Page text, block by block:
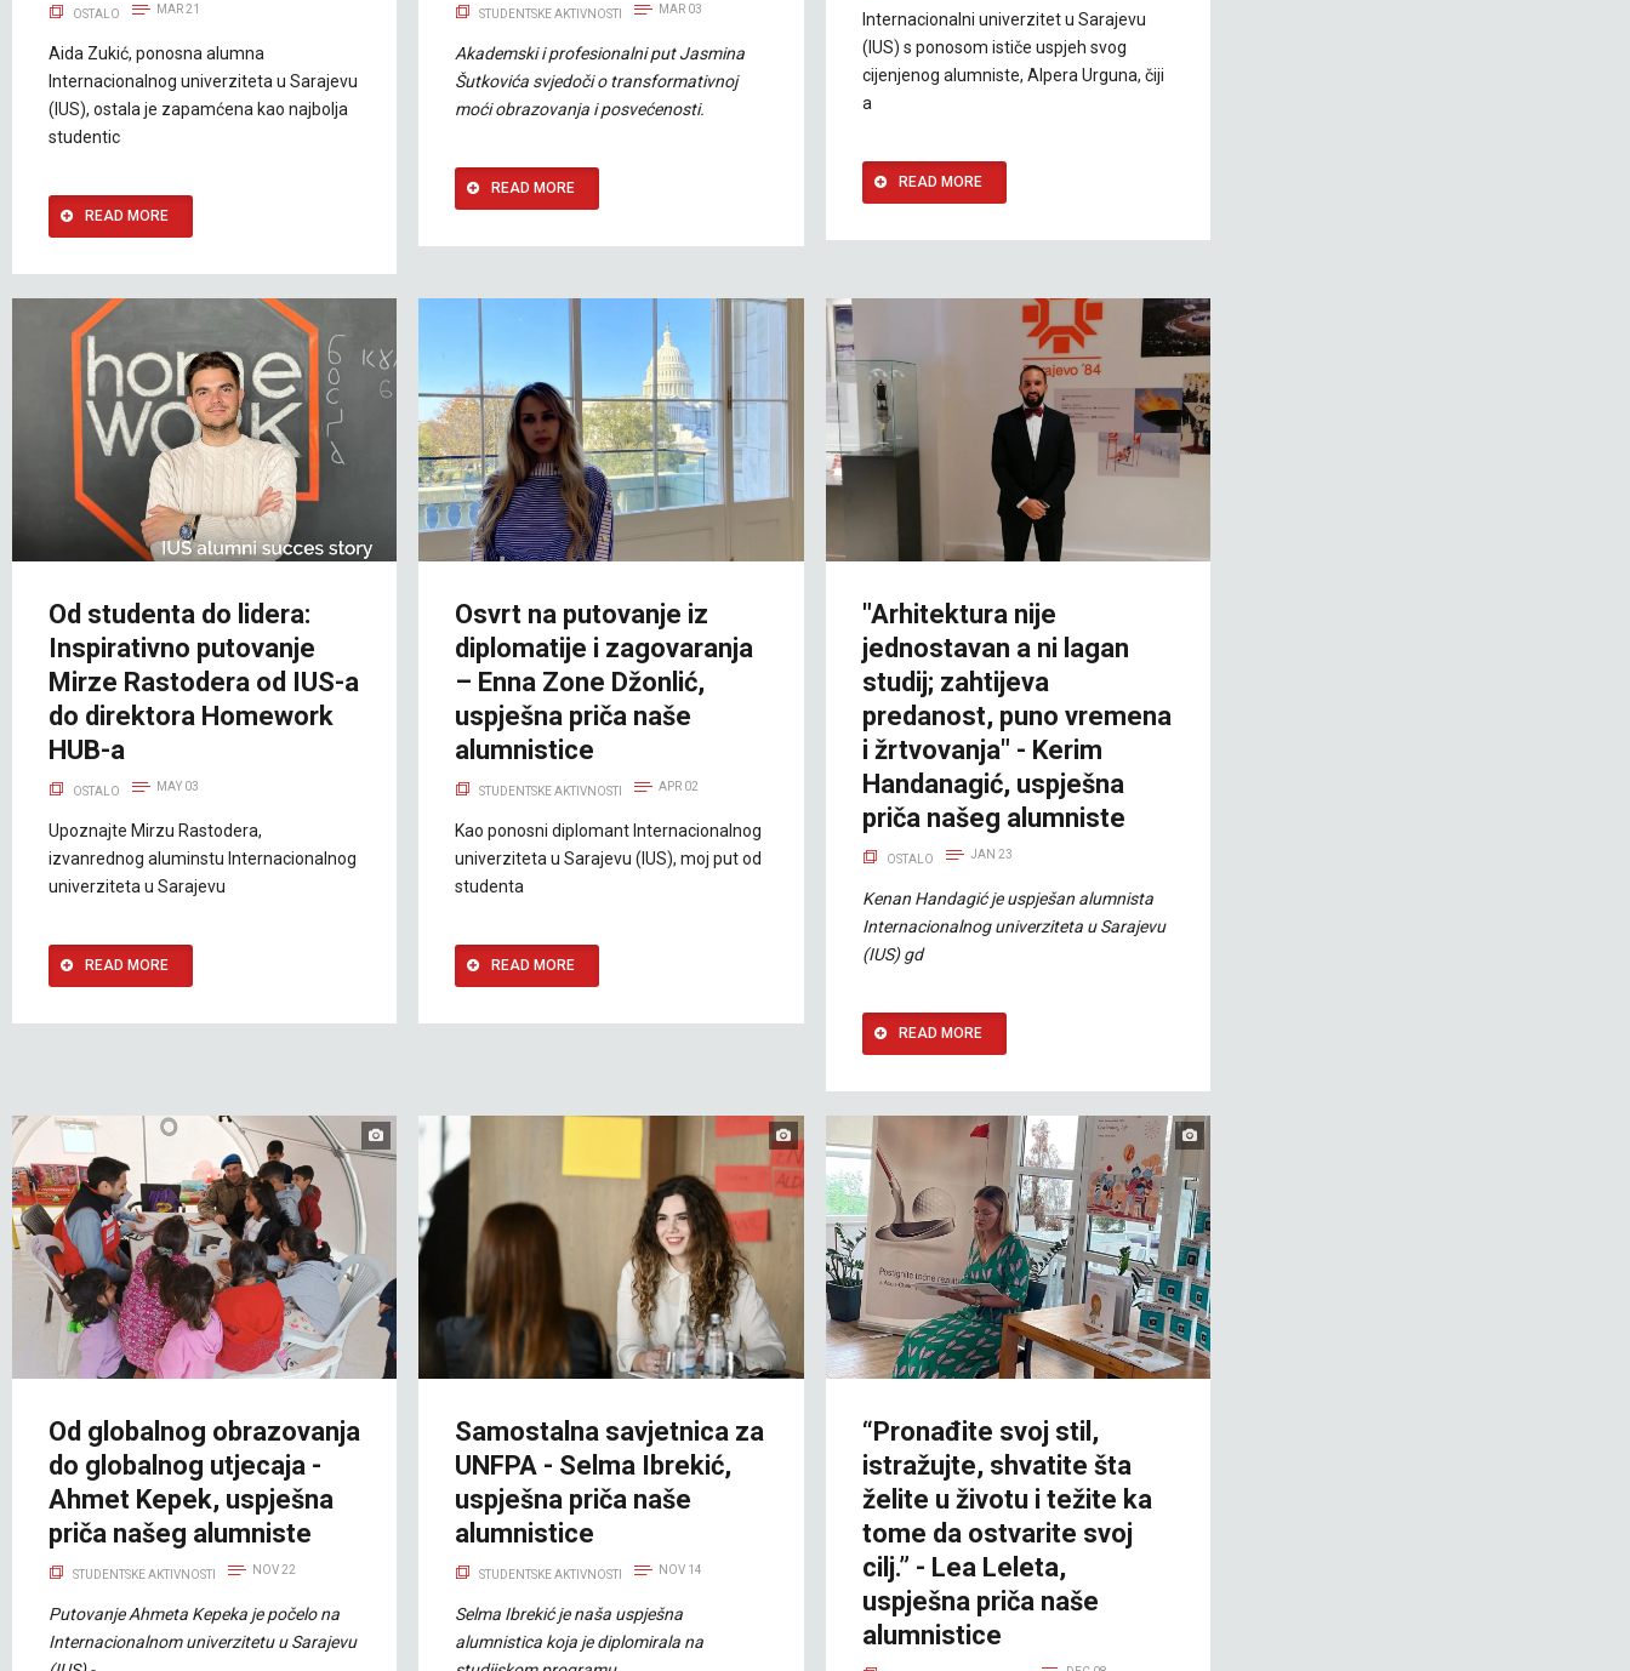
OSTALO MAR 21
Aida Zukić, ponosna alumna
Internacionalnog univerziteta u Sarajevu
(IUS), ostala je zapamćena kao najbolja
studentic
READ MORE
STUDENTSKE AKTIVNOSTI MAR 03
Akademski i profesionalni put Jasmina
Šutkovića svjedoči o transformativnoj
moći obrazovanja i posvećenosti.
READ MORE
Internacionalni univerzitet u Sarajevu
(IUS) s ponosom ističe uspjeh svog
cijenjenog alumniste, Alpera Urguna, čiji
a
READ MORE
Od studenta do lidera:
Inspirativno putovanje
Mirze Rastodera od IUS-a
do direktora Homework
HUB-a
OSTALO MAY 03
Upoznajte Mirzu Rastodera,
izvanrednog aluminstu Internacionalnog
univerziteta u Sarajevu
READ MORE
Osvrt na putovanje iz
diplomatije i zagovaranja
– Enna Zone Džonlić,
uspješna priča naše
alumnistice
STUDENTSKE AKTIVNOSTI APR 02
Kao ponosni diplomant Internacionalnog
univerziteta u Sarajevu (IUS), moj put od
studenta
READ MORE
"Arhitektura nije
jednostavan a ni lagan
studij; zahtijeva
predanost, puno vremena
i žrtvovanja" - Kerim
Handanagić, uspješna
priča našeg alumniste
OSTALO JAN 23
Kenan Handagić je uspješan alumnista
Internacionalnog univerziteta u Sarajevu
(IUS) gd
READ MORE
Od globalnog obrazovanja
do globalnog utjecaja -
Ahmet Kepek, uspješna
priča našeg alumniste
STUDENTSKE AKTIVNOSTI NOV 22
Putovanje Ahmeta Kepeka je počelo na
Internacionalnom univerzitetu u Sarajevu
Samostalna savjetnica za
UNFPA - Selma Ibrekić,
uspješna priča naše
alumnistice
STUDENTSKE AKTIVNOSTI NOV 14
Selma Ibrekić je naša uspješna
alumnistica koja je diplomirala na
“Pronađite svoj stil,
istražujte, shvatite šta
želite u životu i težite ka
tome da ostvarite svoj
cilj.” - Lea Leleta,
uspješna priča naše
alumnistice